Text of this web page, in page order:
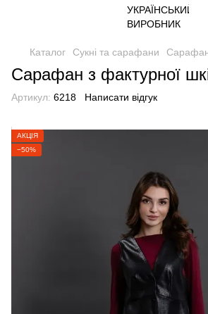
Каталог Сукні та сарафани Сарафан
Сарафан з фактурної
Артикул: 6218 Написати відгук
АКЦІЯ
−50%